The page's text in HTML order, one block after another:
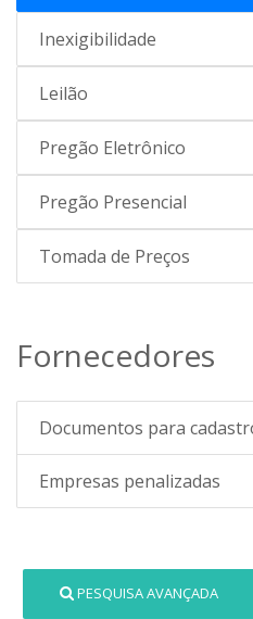
Inexigibilidade
Leilão
Pregão Eletrônico
Pregão Presencial
Tomada de Preços
Fornecedores
Documentos para
Empresas penalizadas
PESQUISA AVANÇADA